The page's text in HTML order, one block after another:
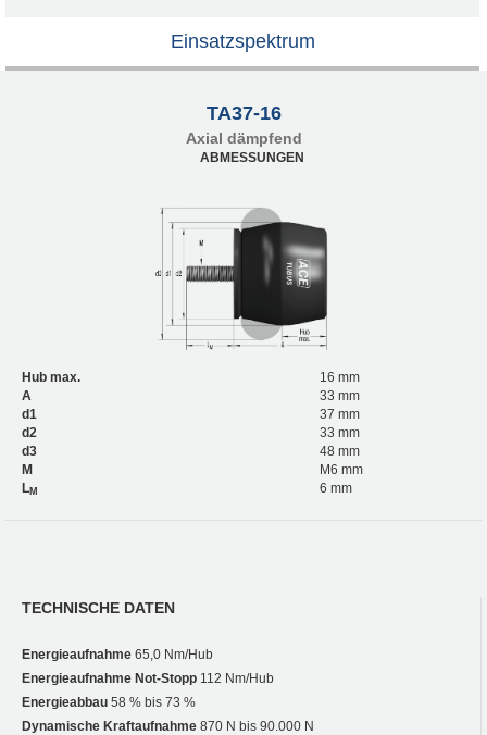
Einsatzspektrum
TA37-16
Axial dämpfend
ABMESSUNGEN
Hub max.
16 mm
A
33 mm
d1
37 mm
d2
33 mm
d3
48 mm
M
M6 mm
LM 6 mm
TECHNISCHE DATEN
Energieaufnahme 65,0 Nm/Hub
Energieaufnahme Not-Stopp 112 Nm/Hub
Energieabbau 58 % bis 73 %
Dynamische Kraftaufnahme 870 N bis 90.000 N